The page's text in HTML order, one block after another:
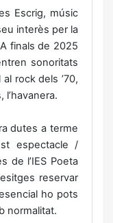
Escrig, músic
interès per la
A finals de 2025
sonoritats
rock dels ’70,
l’havanera.
dutes a terme
espectacle /
de l’IES Poeta
reservar
ho pots
normalitat.